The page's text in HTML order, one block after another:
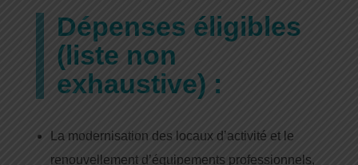
Dépenses éligibles
(liste non
exhaustive) :
La modernisation des locaux d’activité et le
renouvellement d’équipements professionnels,